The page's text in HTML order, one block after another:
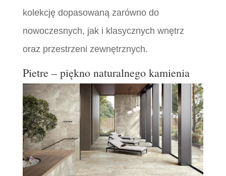
kolekcję dopasowaną zarówno do
nowoczesnych, jak i klasycznych wnętrz
oraz przestrzeni zewnętrznych.
Pietre – piękno naturalnego kamienia